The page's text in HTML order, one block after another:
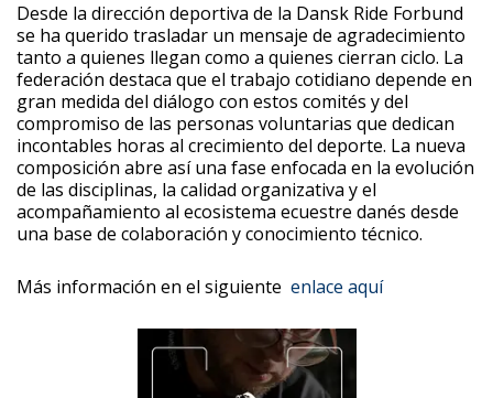
Desde la dirección deportiva de la Dansk Ride Forbund
se ha querido trasladar un mensaje de agradecimiento
tanto a quienes llegan como a quienes cierran ciclo. La
federación destaca que el trabajo cotidiano depende en
gran medida del diálogo con estos comités y del
compromiso de las personas voluntarias que dedican
incontables horas al crecimiento del deporte. La nueva
composición abre así una fase enfocada en la evolución
de las disciplinas, la calidad organizativa y el
acompañamiento al ecosistema ecuestre danés desde
una base de colaboración y conocimiento técnico.
Más información en el siguiente enlace aquí